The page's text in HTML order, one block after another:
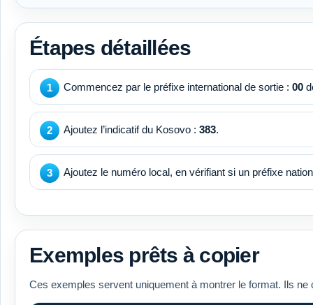
Étapes détaillées
Commencez par le préfixe international de sortie : 00
Ajoutez l’indicatif du Kosovo : 383.
Ajoutez le numéro local, en vérifiant si un préfixe
Exemples prêts à copier
Ces exemples servent uniquement à montrer le format. Ils ne